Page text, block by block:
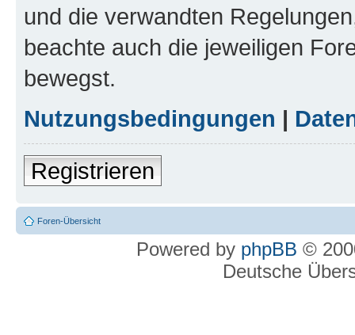
und die verwandten
beachte auch die jeweiligen
bewegst.
Nutzungsbedingungen |
Registrieren
Foren-Übersicht
Powered by phpBB ©
Deutsche